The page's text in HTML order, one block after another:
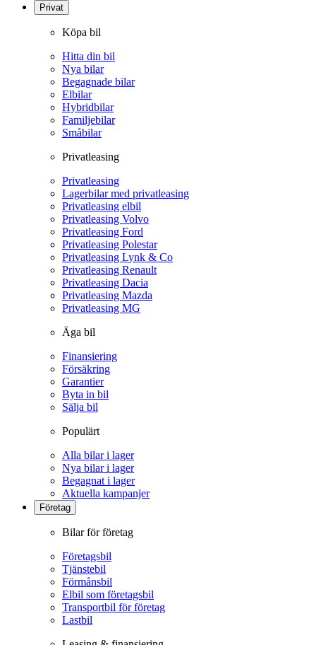
Privat
Köpa bil
Hitta din bil
Nya bilar
Begagnade bilar
Elbilar
Hybridbilar
Familjebilar
Småbilar
Privatleasing
Privatleasing
Lagerbilar med privatleasing
Privatleasing elbil
Privatleasing Volvo
Privatleasing Ford
Privatleasing Polestar
Privatleasing Lynk & Co
Privatleasing Renault
Privatleasing Dacia
Privatleasing Mazda
Privatleasing MG
Äga bil
Finansiering
Försäkring
Garantier
Byta in bil
Sälja bil
Populärt
Alla bilar i lager
Nya bilar i lager
Begagnat i lager
Aktuella kampanjer
Företag
Bilar för företag
Företagsbil
Tjänstebil
Förmånsbil
Elbil som företagsbil
Transportbil för företag
Lastbil